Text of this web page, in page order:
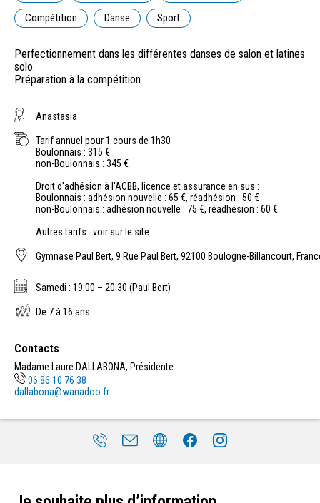
Compétition
Danse Sport
Perfectionnement dans les différentes danses de salon et latines
solo.
Préparation à la compétition
Anastasia
Tarif annuel pour 1 cours de 1h30
Boulonnais : 315 €
non-Boulonnais : 345 €
Droit d'adhésion à l'ACBB, licence et assurance en sus :
Boulonnais : adhésion nouvelle : 65 €, réadhésion : 50 €
non-Boulonnais : adhésion nouvelle : 75 €, réadhésion : 60 €
Autres tarifs : voir sur le site.
Gymnase Paul Bert, 9 Rue Paul Bert, 92100 Boulogne-Billancourt,
Samedi : 19:00 – 20:30 (Paul Bert)
De 7 à 16 ans
Contacts
Madame Laure DALLABONA, Présidente
06 86 10 76 38
dallabona@wanadoo.fr